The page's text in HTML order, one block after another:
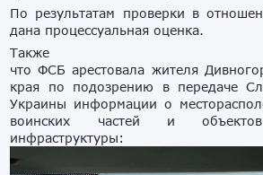
По результатам проверки в
дана процессуальная оценка.
Также
что ФСБ арестовала жителя
края по подозрению в передаче
Украины информации о
воинских частей и объектов
инфраструктуры: